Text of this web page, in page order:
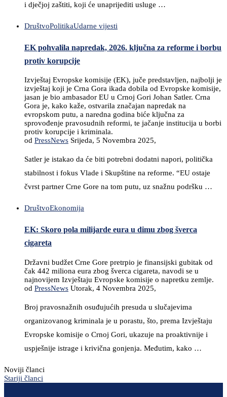
i dječjoj zaštiti, koji će unaprijediti usluge …
DruštvoPolitikaUdarne vijesti
EK pohvalila napredak, 2026. ključna za reforme i borbu
protiv korupcije
Izvještaj Evropske komisije (EK), juče predstavljen, najbolji je
izvještaj koji je Crna Gora ikada dobila od Evropske komisije,
jasan je bio ambasador EU u Crnoj Gori Johan Satler. Crna
Gora je, kako kaže, ostvarila značajan napredak na
evropskom putu, a naredna godina biće ključna za
sprovođenje pravosudnih reformi, te jačanje institucija u borbi
protiv korupcije i kriminala.
od PressNews Srijeda, 5 Novembra 2025,
Satler je istakao da će biti potrebni dodatni napori, politička
stabilnost i fokus Vlade i Skupštine na reforme. “EU ostaje
čvrst partner Crne Gore na tom putu, uz snažnu podršku …
DruštvoEkonomija
EK: Skoro pola milijarde eura u dimu zbog šverca
cigareta
Državni budžet Crne Gore pretrpio je finansijski gubitak od
čak 442 miliona eura zbog šverca cigareta, navodi se u
najnovijem Izvještaju Evropske komisije o napretku zemlje.
od PressNews Utorak, 4 Novembra 2025,
Broj pravosnažnih osuđujućih presuda u slučajevima
organizovanog kriminala je u porastu, što, prema Izvještaju
Evropske komisije o Crnoj Gori, ukazuje na proaktivnije i
uspješnije istrage i krivična gonjenja. Međutim, kako …
Noviji članci
Stariji članci